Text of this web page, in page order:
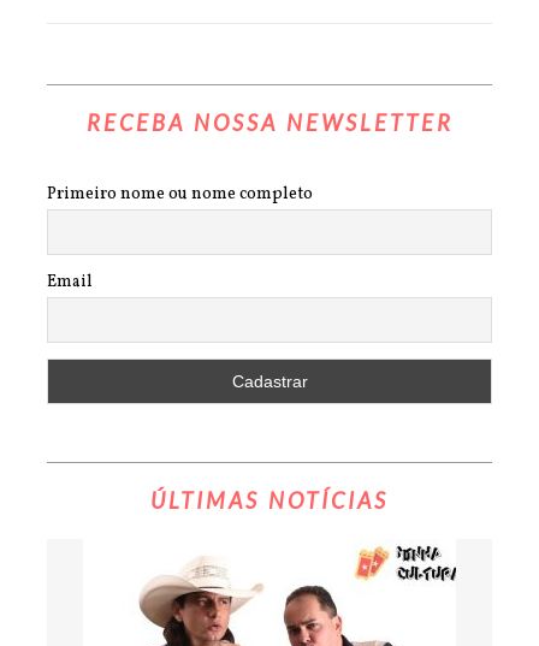
RECEBA NOSSA NEWSLETTER
Primeiro nome ou nome completo
Email
ÚLTIMAS NOTÍCIAS